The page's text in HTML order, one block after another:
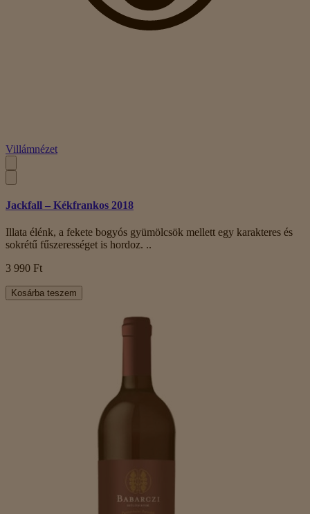
Villámnézet
Jackfall – Kékfrankos 2018
Illata élénk, a fekete bogyós gyümölcsök mellett egy karakteres és
sokrétű fűszerességet is hordoz. ..
3 990 Ft
Kosárba teszem